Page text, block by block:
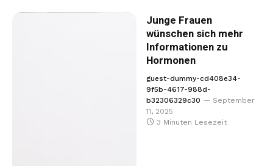
Junge Frauen
wünschen sich mehr
Informationen zu
Hormonen
guest-dummy-cd408e34-
9f5b-4617-988d-
b32306329c30
September
11, 2025
3 Minuten Lesezeit